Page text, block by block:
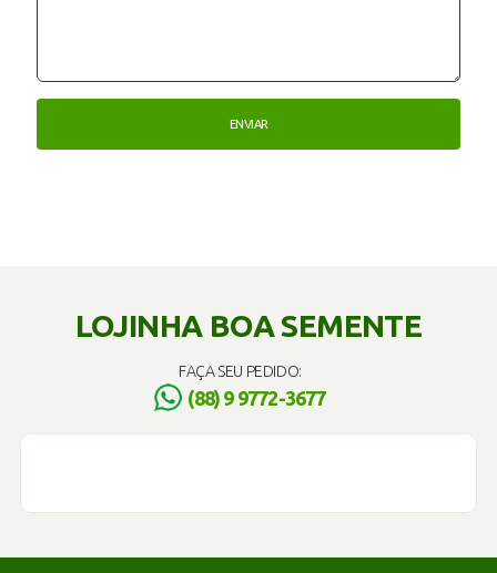
LOJINHA BOA SEMENTE
FAÇA SEU PEDIDO:
(88) 9 9772-3677